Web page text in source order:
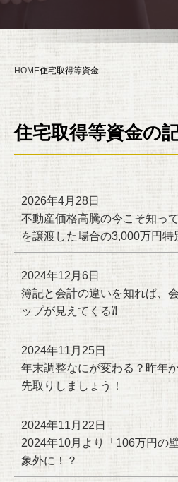
HOME住宅取得等資金
住宅取得等資金の
2026年4月28日
不動産価格高騰の今こそ知っ
を譲渡した場合の3,000万円特
2024年12月6日
簿記と会計の違いを知れば、
ップが見えてくる⁈
2024年11月25日
年末調整なにが変わる？昨年
先取りしましょう！
2024年11月22日
2024年10月より「106万円の
象外に！？